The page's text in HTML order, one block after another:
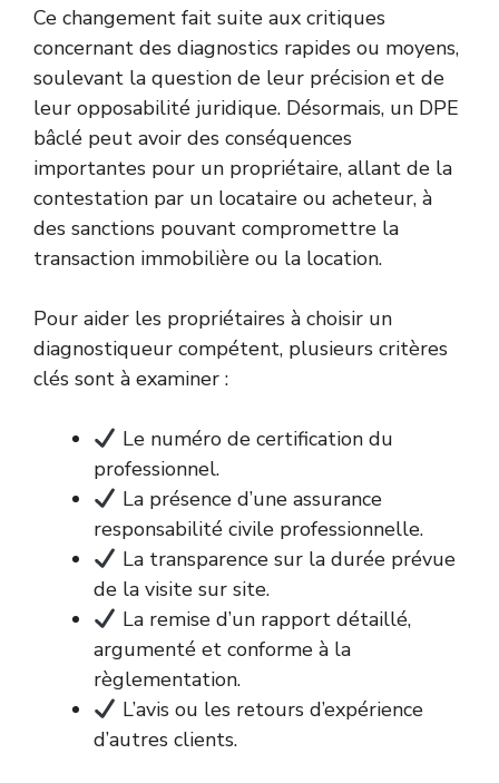
Ce changement fait suite aux critiques
concernant des diagnostics rapides ou moyens,
soulevant la question de leur précision et de
leur opposabilité juridique. Désormais, un DPE
bâclé peut avoir des conséquences
importantes pour un propriétaire, allant de la
contestation par un locataire ou acheteur, à
des sanctions pouvant compromettre la
transaction immobilière ou la location.
Pour aider les propriétaires à choisir un
diagnostiqueur compétent, plusieurs critères
clés sont à examiner :
Le numéro de certification du
professionnel.
La présence d’une assurance
responsabilité civile professionnelle.
La transparence sur la durée prévue
de la visite sur site.
La remise d’un rapport détaillé,
argumenté et conforme à la
règlementation.
L’avis ou les retours d’expérience
d’autres clients.